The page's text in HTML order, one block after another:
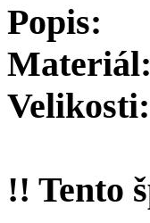
Popis:
!! Tento